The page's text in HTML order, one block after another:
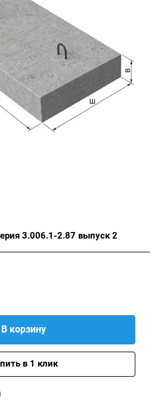
3.006.1-2.87 выпуск 2
В корзину
в 1 клик